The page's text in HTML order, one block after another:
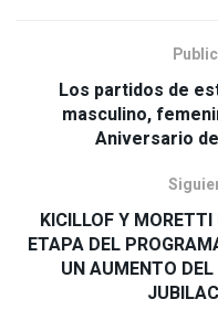
Los partidos de
masculino,
Aniversario
KICILLOF Y
ETAPA DEL
UN AUMENTO